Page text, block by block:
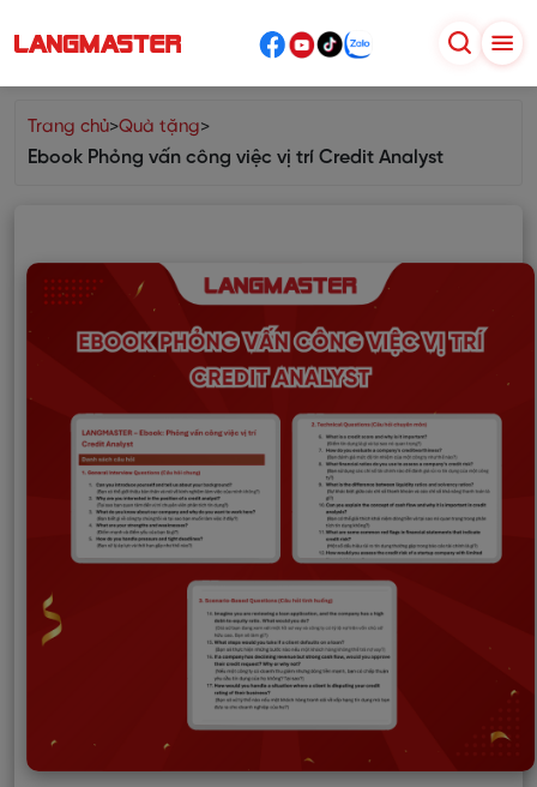
Trang chủ>Quà tặng>
Ebook Phỏng vấn công việc vị trí Credit Analyst